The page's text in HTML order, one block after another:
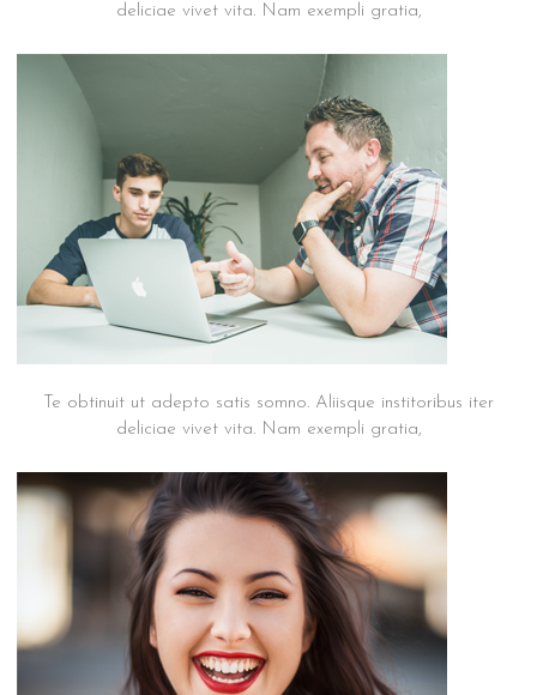
deliciae vivet vita. Nam exempli gratia,
Te obtinuit ut adepto satis somno. Aliisque institoribus iter
deliciae vivet vita. Nam exempli gratia,